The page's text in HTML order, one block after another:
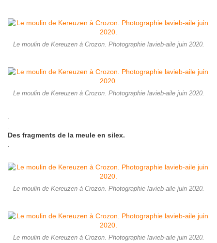
Le moulin de Kereuzen à Crozon. Photographie lavieb-aile juin 2020.
Le moulin de Kereuzen à Crozon. Photographie lavieb-aile juin 2020.
Des fragments de la meule en silex.
Le moulin de Kereuzen à Crozon. Photographie lavieb-aile juin 2020.
Le moulin de Kereuzen à Crozon. Photographie lavieb-aile juin 2020.